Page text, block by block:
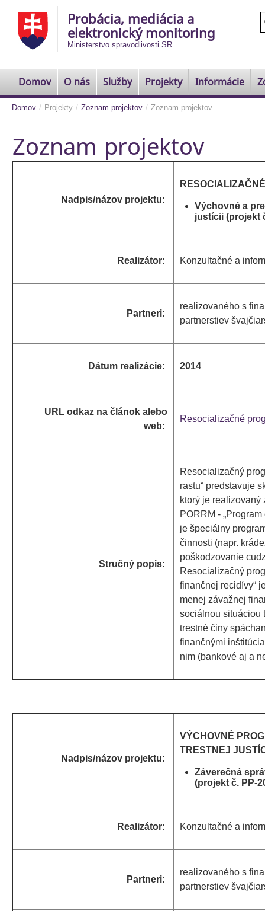
Probácia, mediácia a
elektronický monitoring
Ministerstvo spravodlivosti SR
Domov O nás Služby Projekty Informácie
Domov / Projekty / Zoznam projektov / Zoznam projektov
Zoznam projektov
Nadpis/názov projektu:
Výchovné a
justícii (projekt
Realizátor: Konzultačné a
Partneri:
realizovaného s
partnerstiev
Dátum realizácie: 2014
URL odkaz na článok alebo
web:
Resocializačné
Stručný popis:
Resocializačný
rastu“ predstavuje
ktorý je realizovaný
PORRM -
je špeciálny
činnosti (napr.
poškodzovanie
Resocializačný
finančnej recidívy“
menej závažnej
sociálnou situáciou
trestné činy
finančnými
nim (bankové aj a
Nadpis/názov projektu:
VÝCHOVNÉ
TRESTNEJ
Záverečná
(projekt č. PP-
Realizátor: Konzultačné a
Partneri:
realizovaného s
partnerstiev